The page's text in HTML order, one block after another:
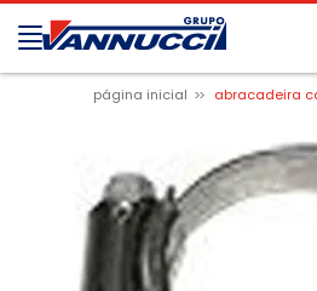
página inicial abracadeira